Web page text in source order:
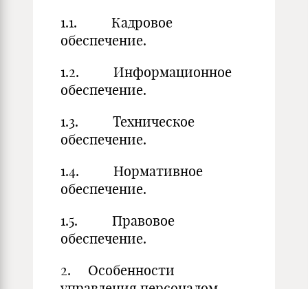
1.1. Кадровое
обеспечение.
1.2. Информационное
обеспечение.
1.3. Техническое
обеспечение.
1.4. Нормативное
обеспечение.
1.5. Правовое
обеспечение.
2. Особенности